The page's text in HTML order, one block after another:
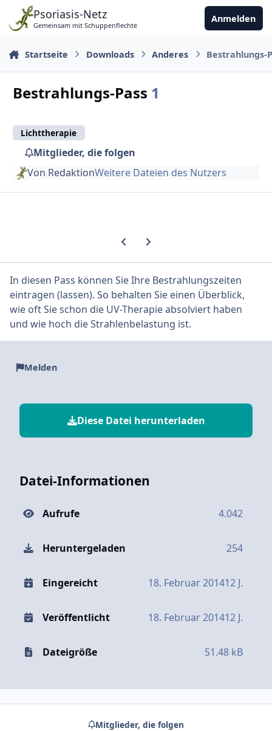
Zu Inhalt springen
Psoriasis-Netz
Gemeinsam mit Schuppenflechte
Anmelden
Startseite Downloads Anderes Bestrahlungs-
Bestrahlungs-Pass 1
Lichttherapie
Mitglieder, die folgen
Von RedaktionWeitere Dateien des Nutzers
Vorherige Karussell-Folie
Nächste Karussell-Folie
In diesen Pass können Sie Ihre Bestrahlungszeiten
eintragen (lassen). So behalten Sie einen Überblick,
wie oft Sie schon die UV-Therapie absolviert haben
und wie hoch die Strahlenbelastung ist.
Melden
Diese Datei herunterladen
Datei-Informationen
Aufrufe 4.042
Heruntergeladen 254
Eingereicht 18. Februar 201412 J.
Veröffentlicht 18. Februar 201412 J.
Dateigröße 51.48 kB
Mitglieder, die folgen